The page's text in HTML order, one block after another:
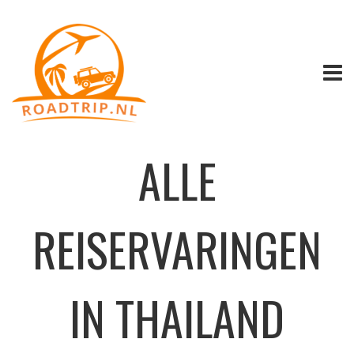
ALLE
REISERVARINGEN
IN THAILAND